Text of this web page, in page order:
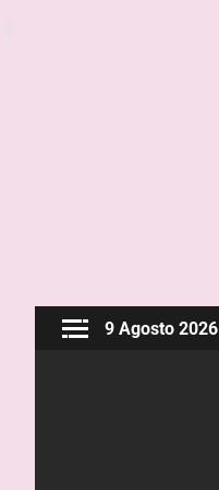
9 Agosto 2026